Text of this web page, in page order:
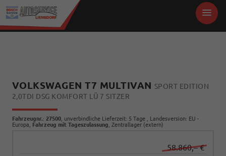
VOLKSWAGEN T7 MULTIVAN SPORT EDITION
2,0TDI DSG KOMFORT LÜ 7 SITZER
Fahrzeugnr.: 27500 , unverbindliche Lieferzeit: 5 Tage , Landesversion: EU -
Europa, Fahrzeug mit Tageszulassung , Zentrallager (extern)
58.860,– €